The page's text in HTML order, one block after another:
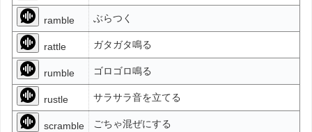
ramble ぶらつく
rattle ガタガタ鳴る
rumble ゴロゴロ鳴る
rustle サラサラ音を立てる
scramble ごちゃ混ぜにする